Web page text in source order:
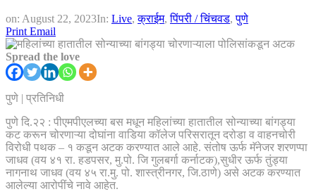
on: August 22, 2023In: Live,क्राईम,पिंपरी / चिंचवड,पुणे
Print Email
Spread the love
पुणे | प्रतिनिधी
पुणे दि.२२ : पीएमपीएलच्या बस मधून महिलांच्या हातातील सोन्याच्या बांगड्या
कट करून चोरणाऱ्या दोघांना वाडिया कॉलेज परिसरातून दरोडा व वाहनचोरी
विरोधी पथक – १ कडून अटक करण्यात आले आहे. संतोष ऊर्फ मॅनेजर शरणप्पा
जाधव (वय ४१ रा. हडपसर, मु.पो. जि गुलबर्गा कर्नाटक),सुधीर ऊर्फ तुंड्या
नागनाथ जाधव (वय ४५ रा.मु. पो. शास्त्रीनगर, जि.ठाणे) असे अटक करण्यात
आलेल्या आरोपींचे नावे आहेत.